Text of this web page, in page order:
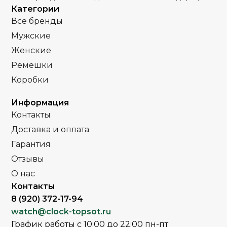
Часы мужские
РЕМЕНЬ
браслет
СТЕКЛО Минеральное
ЦВЕТ БРАСЛЕТА
ЦВЕТ КОРПУСА
ЦИФЕРБЛАТ
Категории
Все бренды
Мужские
Женские
Ремешки
Коробки
Информация
Контакты
Доставка и оплата
Гарантия
Отзывы
О нас
Контакты
8 (920) 372-17-94
watch@clock-topsot.ru
График работы с 10:00 до 22:00 пн-пт